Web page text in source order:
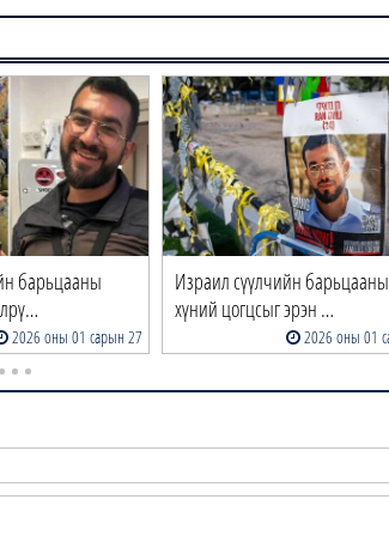
барьцааны
2026 оны 01 сарын 27
Израил сүүлчийн барьцааны
хүний цогцсыг эрэн …
2026 оны 01